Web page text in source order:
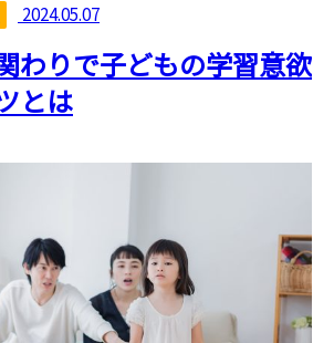
2024.05.07
わりで子どもの学習意欲
とは